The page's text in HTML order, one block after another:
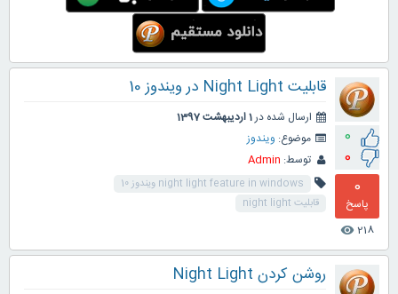
0
0
0
پاسخ
218
visibility
قابلیت Night Light در ویندوز 10
ارسال شده در1 اردیبهشت 1397
موضوع: ویندوز
توسط: Admin
night light feature in windows ویندوز 10
قابلیت night light
روشن کردن Night Light